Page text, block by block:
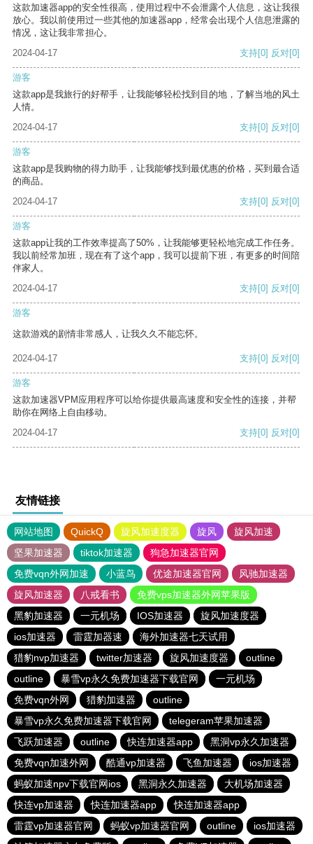
这款加速器app的安全性很高，使用过程中不会泄露个人信息，这让我很
放心。我以前使用过一些其他的加速器app，经常会出现个人信息泄露的
情况，这让我非常担心。
2024-04-17
支持[0] 反对[0]
游客
这款app是我旅行的好帮手，让我能够轻松找到目的地，了解当地的风土
人情。
2024-04-17
支持[0] 反对[0]
游客
这款app是我购物的得力助手，让我能够找到最优惠的价格，买到最合适
的商品。
2024-04-17
支持[0] 反对[0]
游客
这款app让我的工作效率提高了50%，让我能够更轻松地完成工作任务。
我以前经常加班，现在有了这个app，我可以提前下班，有更多的时间陪
伴家人。
2024-04-17
支持[0] 反对[0]
游客
这款游戏的剧情非常感人，让我久久不能忘怀。
2024-04-17 支持[0] 反对[0]
游客
这款加速器VPM应用程序可以给你提供最高速度和安全性的连接，并帮
助你在网络上自由移动。
2024-04-17
支持[0] 反对[0]
友情链接
网站地图 QuickQ 旋风加速度器 旋风
旋风加速
坚果加速器
tiktok加速器
狗急加速器官网
免费vqn外网加速
小蓝鸟 优途加速器官网
风驰加速器
旋风加速器
八戒看书
免费vps加速器外网苹果版
黑豹加速器
一元机场 IOS加速器
旋风加速度器
ios加速器
雷霆加器速
海外加速器七天试用
猎豹nvp加速器
twitter加速器 旋风加速度器
outline
outline
暴雪vp永久免费加速器下载官网
一元机场
免费vqn外网
猎豹加速器
outline
暴雪vp永久免费加速器下载官网
telegeram苹果加速器
飞跃加速器
outline 快连加速器app
黑洞vp永久加速器
免费vqn加速外网
酷通vp加速器 飞鱼加速器
ios加速器
蚂蚁加速npv下载官网ios
黑洞永久加速器
大机场加速器
快连vp加速器
快连加速器app
快连加速器app
雷霆vp加速器官网
蚂蚁vp加速器官网 outline
ios加速器